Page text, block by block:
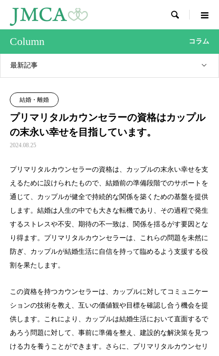

Column コラム
最新記事
結婚・離婚
プリマリタルカウンセラーの資格はカップル
の末永い幸せを目指しています。
2024.08.25
プリマリタルカウンセラーの資格は、カップルの末永い幸せを支
えるために設けられたもので、結婚前の準備段階でのサポートを
通じて、カップルが健全で持続的な関係を築くための基盤を提供
します。結婚は人生の中でも大きな転機であり、その過程で発生
するストレスや不安、期待の不一致は、関係を揺るがす要因とな
り得ます。プリマリタルカウンセラーは、これらの問題を未然に
防ぎ、カップルが結婚生活に自信を持って臨めるよう支援する役
割を果たします。
この資格を持つカウンセラーは、カップルに対してコミュニケー
ションの技術を教え、互いの価値観や目標を確認し合う機会を提
供します。これにより、カップルは結婚生活において直面するで
あろう問題に対して、事前に準備を整え、建設的な解決策を見つ
ける力を養うことができます。さらに、プリマリタルカウンセリ